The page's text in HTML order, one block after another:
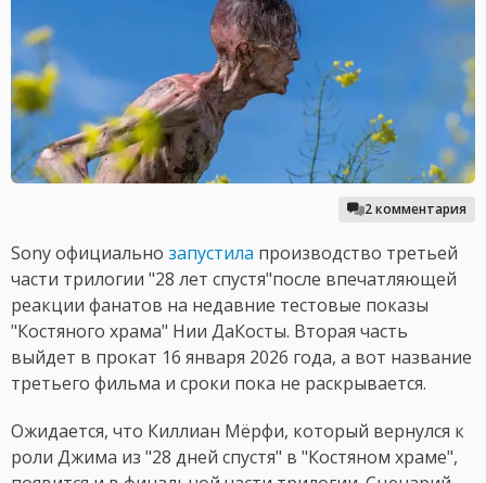
2 комментария
Sony официально запустила производство третьей
части трилогии "28 лет спустя"после впечатляющей
реакции фанатов на недавние тестовые показы
"Костяного храма" Нии ДаКосты. Вторая часть
выйдет в прокат 16 января 2026 года, а вот название
третьего фильма и сроки пока не раскрывается.
Ожидается, что Киллиан Мёрфи, который вернулся к
роли Джима из "28 дней спустя" в "Костяном храме",